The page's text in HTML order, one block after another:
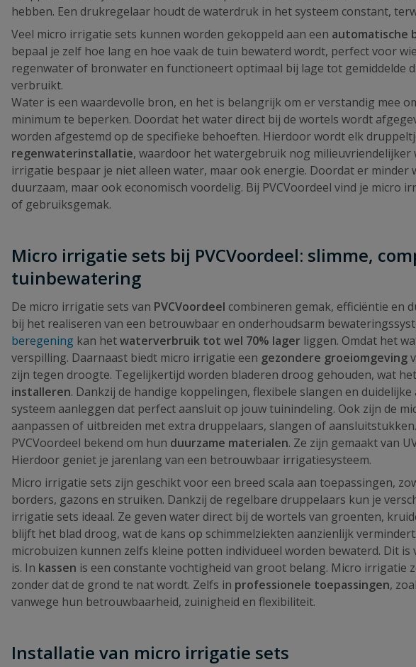
hebben. Een drukregelaar houdt de waterdruk in het systeem constant,
Veel micro irrigatie sets kunnen worden gekoppeld aan een automatische
bepaal je zelf hoe lang en hoe vaak de tuin bewaterd wordt, perfect voor
regenwater of bronwater en functioneert optimaal bij lage tot
verbruikt.
Water is een waardevolle bron, en het is belangrijk om er verstandig mee
minimum te beperken. Doordat het water direct bij de wortels wordt
worden afgestemd op de specifieke behoeften. Hierdoor wordt elk
regenwaterinstallatie, waardoor het watergebruik nog
irrigatie bespaar je niet alleen water, maar ook energie. Doordat er
duurzaam, maar ook economisch voordelig. Bij PVCVoordeel vind je
of gebruiksgemak.
Micro irrigatie sets bij PVCVoordeel: slimme,
tuinbewatering
De micro irrigatie sets van PVCVoordeel combineren gemak, efficiëntie en
bij het realiseren van een betrouwbaar en onderhoudsarm
beregening kan hetwaterverbruik tot wel 70% lager liggen. Omdat het
verspilling. Daarnaast biedt micro irrigatie een gezondere groeiomgeving
zijn tegen droogte. Tegelijkertijd worden bladeren droog gehouden, wat
installeren. Dankzij de handige koppelingen, flexibele slangen en
systeem aanleggen dat perfect aansluit op jouw tuinindeling. Ook zijn de
aanpassen of uitbreiden met extra druppelaars, slangen of
PVCVoordeel bekend om hun duurzame materialen. Ze zijn gemaakt van
Hierdoor geniet je jarenlang van een betrouwbaar irrigatiesysteem.
Micro irrigatie sets zijn geschikt voor een breed scala aan toepassingen,
borders, gazons en struiken. Dankzij de regelbare druppelaars kun je
irrigatie sets ideaal. Ze geven water direct bij de wortels van groenten,
blijft het blad droog, wat de kans op schimmelziekten aanzienlijk
microbuizen kunnen zelfs kleine potten individueel worden bewaterd. Dit
is. In kassen is een constante vochtigheid van groot belang. Micro
zonder dat de grond te nat wordt. Zelfs in professionele toepassingen,
vanwege hun betrouwbaarheid, zuinigheid en flexibiliteit.
Installatie van micro irrigatie sets